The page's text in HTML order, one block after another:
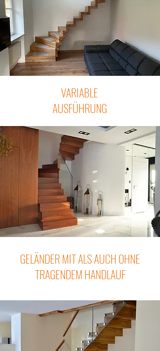
VARIABLE
AUSFÜHRUNG
GELÄNDER MIT ALS AUCH OHNE
TRAGENDEM HANDLAUF